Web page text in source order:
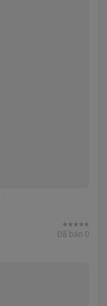
Đã bán 0